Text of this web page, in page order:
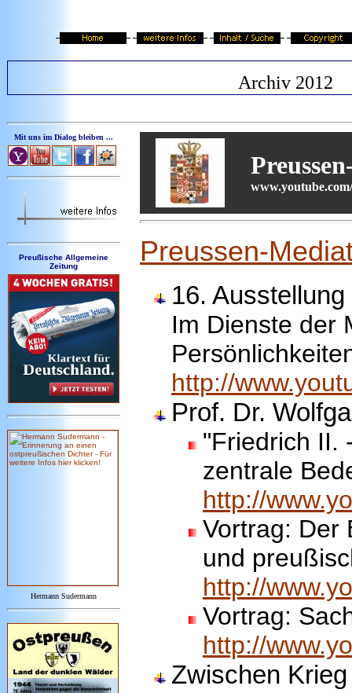
Archiv 2012
Mit uns im Dialog bleiben ...
Preußische Allgemeine
Zeitung
Hermann Sudermann
Preussen-
16.
Im Dienste der
http://
Prof. Dr.
"Friedrich II.
zentrale
http://
Vortrag: Der
und
http://
Vortrag:
http://
Zwischen